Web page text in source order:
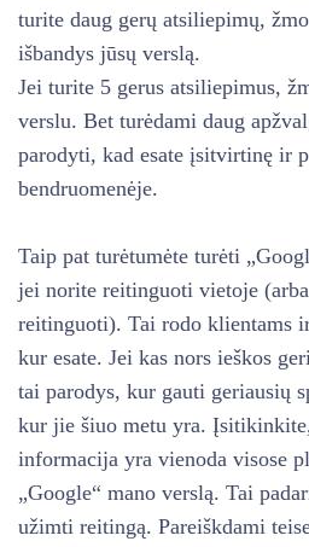
turite daug gerų atsiliepimų,
išbandys jūsų verslą.
Jei turite 5 gerus atsiliepimus,
verslu. Bet turėdami daug
parodyti, kad esate įsitvirtinę ir
bendruomenėje.
Taip pat turėtumėte turėti
jei norite reitinguoti vietoje
reitinguoti). Tai rodo klientams
kur esate. Jei kas nors ieškos
tai parodys, kur gauti geriausių
kur jie šiuo metu yra.
informacija yra vienoda visose
„Google“ mano verslą. Tai
užimti reitingą. Pareiškdami